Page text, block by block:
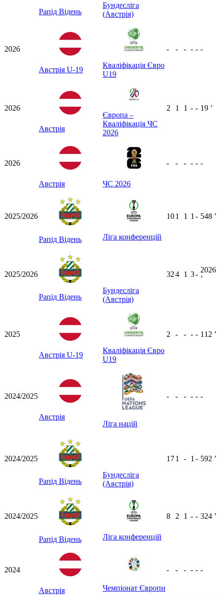
Рапід Відень
Бундесліга
(Австрія)
2026
Австрія U-19
Кваліфікація Євро
U19
- - - - - -
2026
Австрія
Європа –
Кваліфікація ЧС
2026
2 1 1 - - 19 ʼ
2026
Австрія ЧС 2026
- - - - - -
2025/2026
Рапід Відень Ліга конференцій
101 1 1 - 548 ʼ
2025/2026
Рапід Відень
Бундесліга
(Австрія)
324 1 3-
2026
ʼ
2025
Австрія U-19
Кваліфікація Євро
U19
2 - - - - 112 ʼ
2024/2025
Австрія
Ліга націй
- - - - - -
2024/2025
Рапід Відень
Бундесліга
(Австрія)
171 - 1 - 592 ʼ
2024/2025
Рапід Відень Ліга конференцій
8 2 1 - - 324 ʼ
2024
Австрія Чемпіонат Європи
- - - - - -